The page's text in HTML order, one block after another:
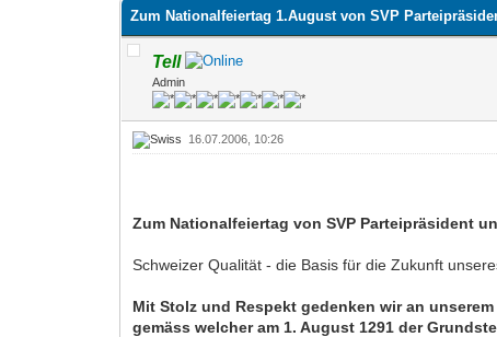
Zum Nationalfeiertag 1.August von SVP
Tell
Admin
16.07.2006, 10:26
Zum Nationalfeiertag von SVP Parteipräsident
Schweizer Qualität - die Basis für die Zukunft
Mit Stolz und Respekt gedenken wir an
gemäss welcher am 1. August 1291 der